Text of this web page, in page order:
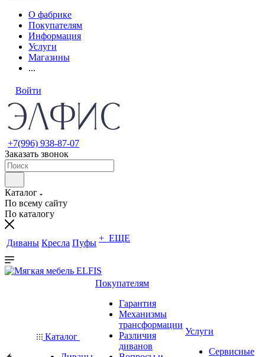
О фабрике
Покупателям
Информация
Услуги
Магазины
...
Войти
+7(996) 938-87-07
Заказать звонок
Каталог
По всему сайту
По каталогу
Диваны Кресла Пуфы + ЕЩЕ
Каталог
Покупателям
Гарантия
Механизмы
трансформации
Различия
диванов
Услуги
Сервисные